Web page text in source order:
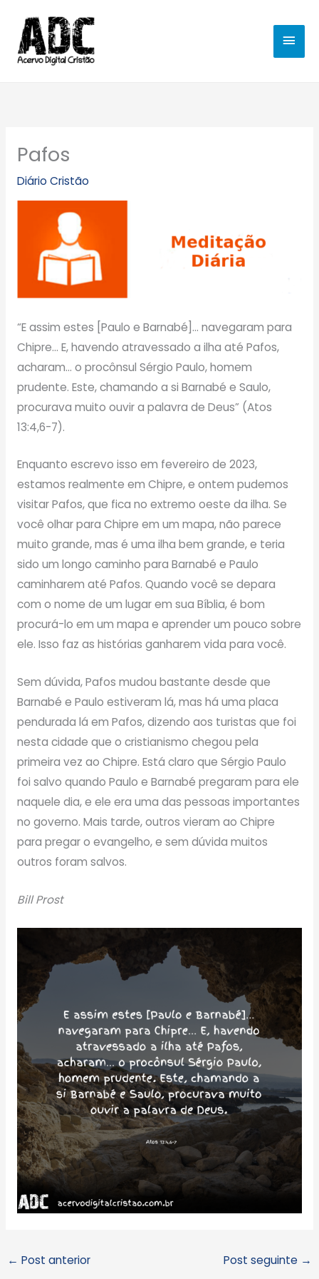
para
conteúdo
Pafos
Diário Cristão
“E assim estes [Paulo e Barnabé]… navegaram para
Chipre… E, havendo atravessado a ilha até Pafos,
acharam… o procônsul Sérgio Paulo, homem
prudente. Este, chamando a si Barnabé e Saulo,
procurava muito ouvir a palavra de Deus” (Atos
13:4,6-7).
Enquanto escrevo isso em fevereiro de 2023,
estamos realmente em Chipre, e ontem pudemos
visitar Pafos, que fica no extremo oeste da ilha. Se
você olhar para Chipre em um mapa, não parece
muito grande, mas é uma ilha bem grande, e teria
sido um longo caminho para Barnabé e Paulo
caminharem até Pafos. Quando você se depara
com o nome de um lugar em sua Bíblia, é bom
procurá-lo em um mapa e aprender um pouco sobre
ele. Isso faz as histórias ganharem vida para você.
Sem dúvida, Pafos mudou bastante desde que
Barnabé e Paulo estiveram lá, mas há uma placa
pendurada lá em Pafos, dizendo aos turistas que foi
nesta cidade que o cristianismo chegou pela
primeira vez ao Chipre. Está claro que Sérgio Paulo
foi salvo quando Paulo e Barnabé pregaram para ele
naquele dia, e ele era uma das pessoas importantes
no governo. Mais tarde, outros vieram ao Chipre
para pregar o evangelho, e sem dúvida muitos
outros foram salvos.
Bill Prost
← Post anterior Post seguinte →